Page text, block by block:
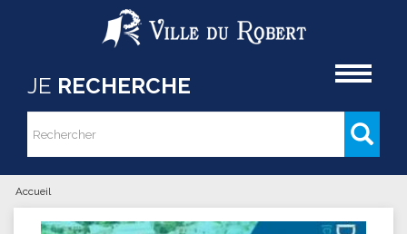
Aller au contenu principal
JE RECHERCHE
Formulaire de recherche
Rechercher
Vous êtes ici
Accueil